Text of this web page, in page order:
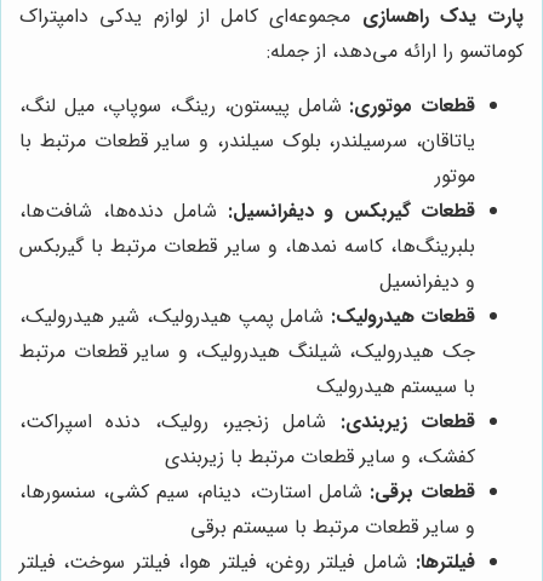
پارت یدک راهسازی مجموعه‌ای کامل از لوازم یدکی دامپتراک
کوماتسو را ارائه می‌دهد، از جمله:
قطعات موتوری: شامل پیستون، رینگ، سوپاپ، میل لنگ،
یاتاقان، سرسیلندر، بلوک سیلندر، و سایر قطعات مرتبط با
موتور
قطعات گیربکس و دیفرانسیل: شامل دنده‌ها، شافت‌ها،
بلبرینگ‌ها، کاسه نمدها، و سایر قطعات مرتبط با گیربکس
و دیفرانسیل
قطعات هیدرولیک: شامل پمپ هیدرولیک، شیر هیدرولیک،
جک هیدرولیک، شیلنگ هیدرولیک، و سایر قطعات مرتبط
با سیستم هیدرولیک
قطعات زیربندی: شامل زنجیر، رولیک، دنده اسپراکت،
کفشک، و سایر قطعات مرتبط با زیربندی
قطعات برقی: شامل استارت، دینام، سیم کشی، سنسورها،
و سایر قطعات مرتبط با سیستم برقی
فیلترها: شامل فیلتر روغن، فیلتر هوا، فیلتر سوخت، فیلتر